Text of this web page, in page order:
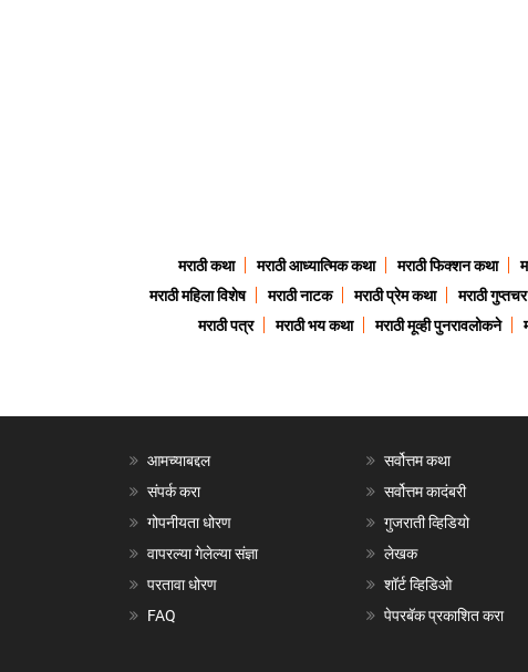
मराठी कथा मराठी आध्यात्मिक कथा मराठी फिक्शन कथा
मराठी महिला विशेष
मराठी नाटक मराठी प्रेम कथा मराठी
मराठी पत्र
मराठी भय कथा मराठी मूव्ही पुनरावलोकने
आमच्याबद्दल
संपर्क करा
गोपनीयता धोरण
वापरल्या गेलेल्या संज्ञा
परतावा धोरण
FAQ
सर्वोत्तम कथा
सर्वोत्तम कादंबरी
गुजराती व्हिडियो
लेखक
शॉर्ट व्हिडिओ
पेपरबॅक प्रकाशित करा